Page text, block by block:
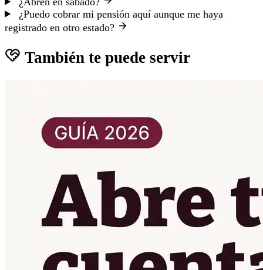
¿Puedo cobrar mi pensión aquí aunque me haya
registrado en otro estado?
También te puede servir